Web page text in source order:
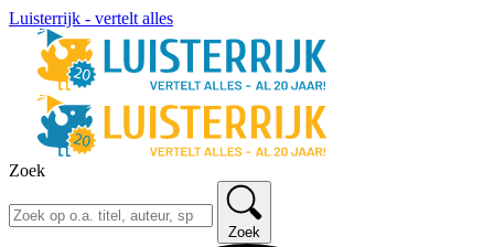
Luisterrijk - vertelt alles
Zoek
Zoek